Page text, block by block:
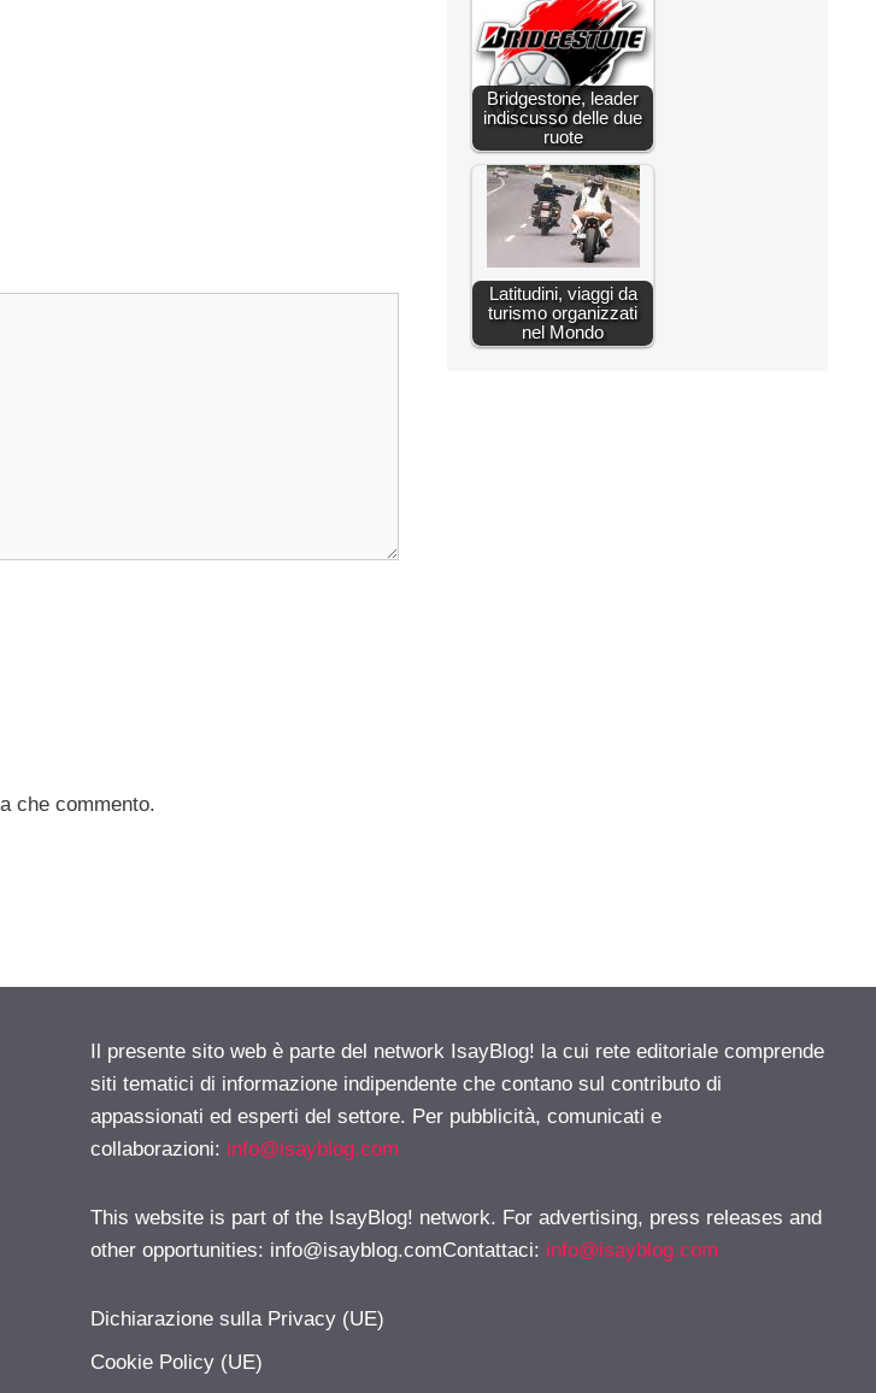
che commento.
Bridgestone, leader
indiscusso delle due
ruote
Latitudini, viaggi da
turismo organizzati
nel Mondo
Il presente sito web è parte del network IsayBlog! la cui rete editoriale comprende
siti tematici di informazione indipendente che contano sul contributo di
appassionati ed esperti del settore. Per pubblicità, comunicati e
collaborazioni: info@isayblog.com
This website is part of the IsayBlog! network. For advertising, press releases and
other opportunities: info@isayblog.comContattaci: info@isayblog.com
Dichiarazione sulla Privacy (UE)
Cookie Policy (UE)